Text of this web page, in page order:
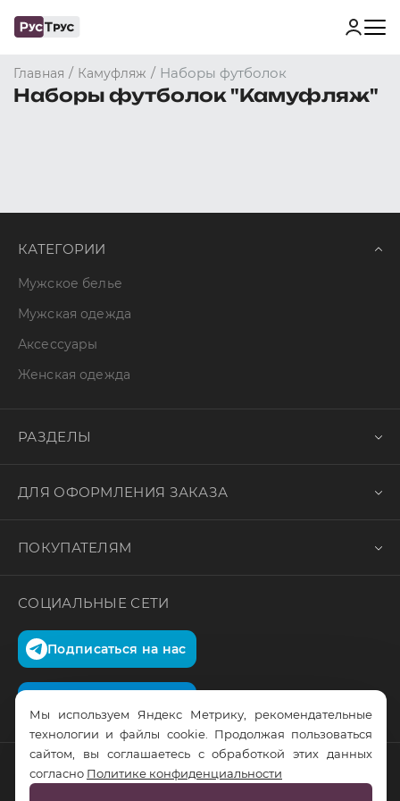
Главная / Камуфляж / Наборы футболок
Наборы футболок "Камуфляж"
КАТЕГОРИИ
Мужское белье
Мужская одежда
Аксессуары
Женская одежда
РАЗДЕЛЫ
ДЛЯ ОФОРМЛЕНИЯ ЗАКАЗА
ПОКУПАТЕЛЯМ
СОЦИАЛЬНЫЕ СЕТИ
Подписаться на нас
© RusTrus. 2011-2026. Все права защищены
Мы используем Яндекс Метрику, рекомендательные
технологии и файлы cookie. Продолжая пользоваться
сайтом, вы соглашаетесь с обработкой этих данных
согласно Политике конфиденциальности